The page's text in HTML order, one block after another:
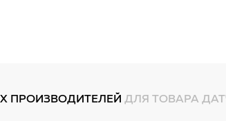
ПРОИЗВОДИТЕЛЕЙ ДЛЯ ТОВАРА